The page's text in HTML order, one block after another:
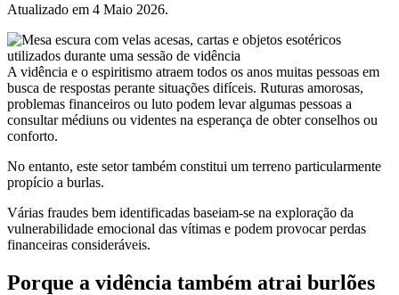
Atualizado em 4 Maio 2026.
A vidência e o espiritismo atraem todos os anos muitas pessoas em
busca de respostas perante situações difíceis. Ruturas amorosas,
problemas financeiros ou luto podem levar algumas pessoas a
consultar médiuns ou videntes na esperança de obter conselhos ou
conforto.
No entanto, este setor também constitui um terreno particularmente
propício a burlas.
Várias fraudes bem identificadas baseiam-se na exploração da
vulnerabilidade emocional das vítimas e podem provocar perdas
financeiras consideráveis.
Porque a vidência também atrai burlões